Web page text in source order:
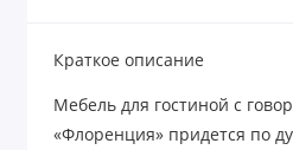
Краткое описание
Мебель для гостиной с
«Флоренция» придется по